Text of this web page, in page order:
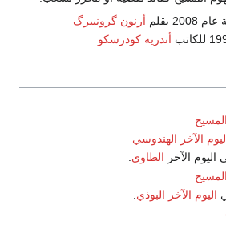
بقلم
أرنون گرونبيرگ
أندريه كودرسكو
الآخر الهندوسي
الآخر الطاوي.
اليوم الآخر البوذي